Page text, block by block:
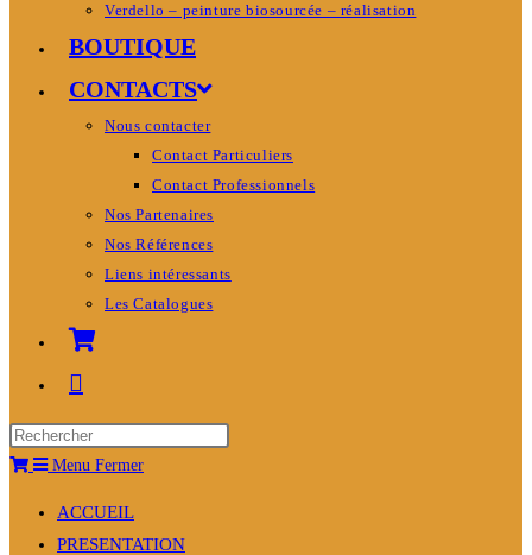
Verdello – peinture biosourcée – réalisation
BOUTIQUE
CONTACTS
Nous contacter
Contact Particuliers
Contact Professionnels
Nos Partenaires
Nos Références
Liens intéressants
Les Catalogues
Menu Fermer
ACCUEIL
PRESENTATION